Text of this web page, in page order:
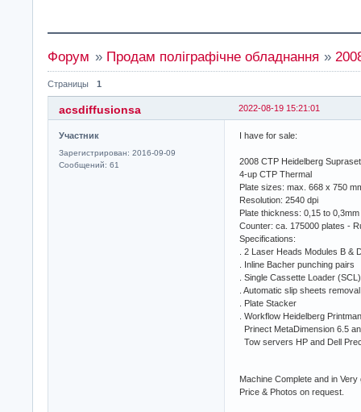
Форум » Продам поліграфічне обладнання »
Страницы 1
2022-08-19 15:21:01
acsdiffusionsa
Участник
Зарегистрирован: 2016-09-09
Сообщений: 61
I have for sale:
2008 CTP Heidelberg
4-up CTP Thermal
Plate sizes: max. 668 x 750
Resolution: 2540 dpi
Plate thickness: 0,15 to 0,3mm
Counter: ca. 175000 plates -
Specifications:
. 2 Laser Heads Modules B &
. Inline Bacher punching pairs
. Single Cassette Loader
. Automatic slip sheets removal
. Plate Stacker
. Workflow Heidelberg
Prinect MetaDimension 6.5
Tow servers HP and Dell
Machine Complete and in Very
Price & Photos on request.